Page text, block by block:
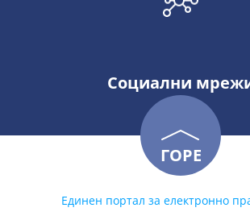
Социални
ГОРЕ
Единен портал за електронно